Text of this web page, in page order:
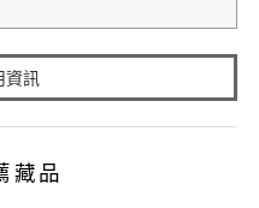
資訊
藏品